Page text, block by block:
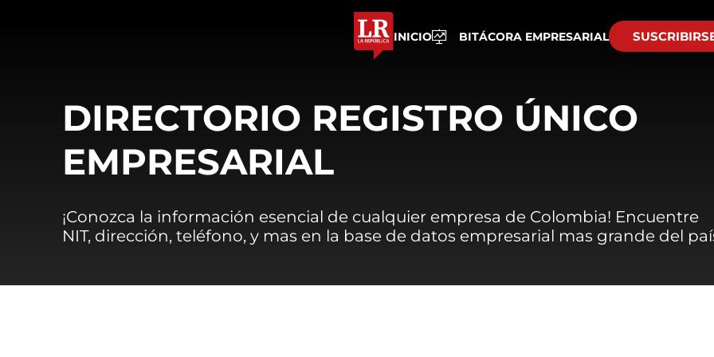
INICIO BITÁCORA EMPRESARIAL
DIRECTORIO REGISTRO ÚNICO
EMPRESARIAL
¡Conozca la información esencial de cualquier empresa de Colombia! Encuentre
NIT, dirección, teléfono, y mas en la base de datos empresarial mas grande del